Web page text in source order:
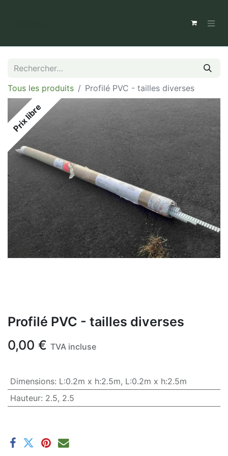
Tous les produits Profilé PVC - tailles diverses
Prix libre
Profilé PVC - tailles diverses
0,00 € TVA incluse
Dimensions: L:0.2m x h:2.5m, L:0.2m x h:2.5m
Hauteur: 2.5, 2.5